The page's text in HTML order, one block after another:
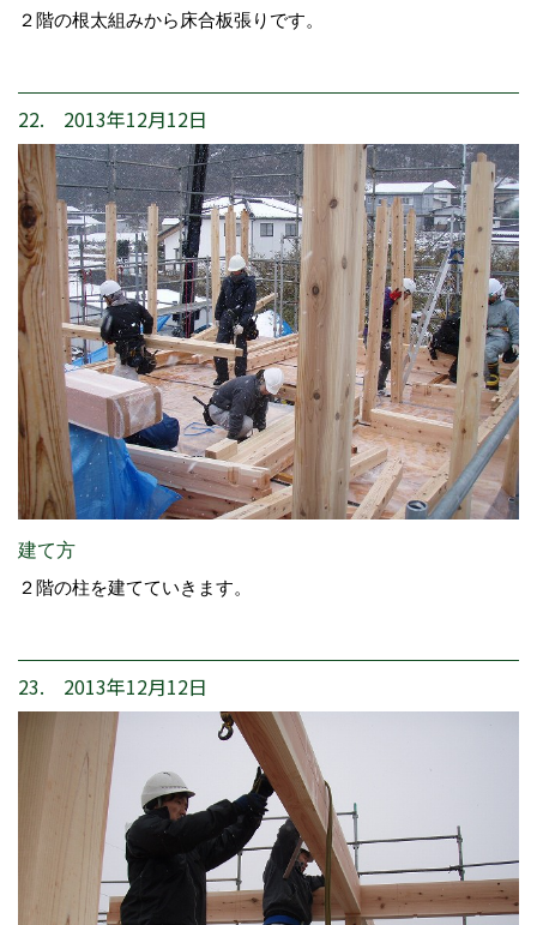
２階の根太組みから床合板張りです。
22. 2013年12月12日
建て方
２階の柱を建てていきます。
23. 2013年12月12日